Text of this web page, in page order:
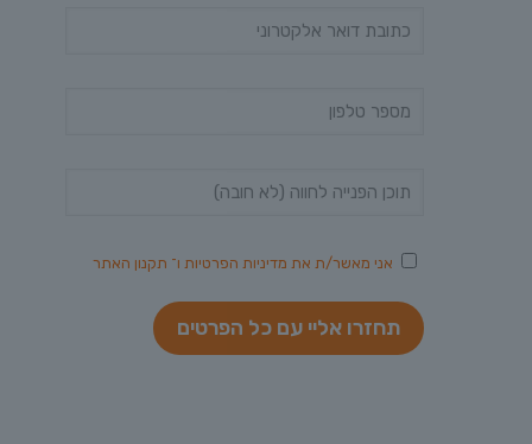
אני מאשר/ת את מדיניות הפרטיות ו־ תקנון האתר